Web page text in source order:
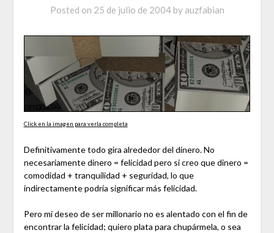
Posted on 25 de julio de 2004by auzfabian
Click en la imagen para verla completa
Definitivamente todo gira alrededor del dinero. No
necesariamente dinero = felicidad pero si creo que dinero =
comodidad + tranquilidad + seguridad, lo que
indirectamente podría significar más felicidad.
Pero mi deseo de ser millonario no es alentado con el fin de
encontrar la felicidad; quiero plata para chupármela, o sea